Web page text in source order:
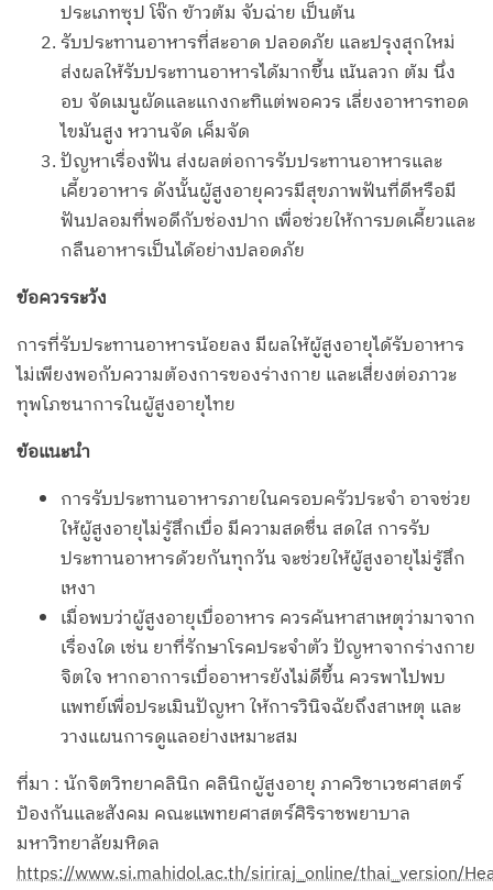
ประเภทซุป โจ๊ก ข้าวต้ม จับฉ่าย เป็นต้น
รับประทานอาหารที่สะอาด ปลอดภัย และปรุงสุกใหม่
ส่งผลให้รับประทานอาหารได้มากขึ้น เน้นลวก ต้ม นึ่ง
อบ จัดเมนูผัดและแกงกะทิแต่พอควร เลี่ยงอาหารทอด
ไขมันสูง หวานจัด เค็มจัด
ปัญหาเรื่องฟัน ส่งผลต่อการรับประทานอาหารและ
เคี้ยวอาหาร ดังนั้นผู้สูงอายุควรมีสุขภาพฟันที่ดีหรือมี
ฟันปลอมที่พอดีกับช่องปาก เพื่อช่วยให้การบดเคี้ยวและ
กลืนอาหารเป็นได้อย่างปลอดภัย
ข้อควรระวัง
การที่รับประทานอาหารน้อยลง มีผลให้ผู้สูงอายุได้รับอาหาร
ไม่เพียงพอกับความต้องการของร่างกาย และเสี่ยงต่อภาวะ
ทุพโภชนาการในผู้สูงอายุไทย
ข้อแนะนำ
การรับประทานอาหารภายในครอบครัวประจำ อาจช่วย
ให้ผู้สูงอายุไม่รู้สึกเบื่อ มีความสดชื่น สดใส การรับ
ประทานอาหารด้วยกันทุกวัน จะช่วยให้ผู้สูงอายุไม่รู้สึก
เหงา
เมื่อพบว่าผู้สูงอายุเบื่ออาหาร ควรค้นหาสาเหตุว่ามาจาก
เรื่องใด เช่น ยาที่รักษาโรคประจำตัว ปัญหาจากร่างกาย
จิตใจ หากอาการเบื่ออาหารยังไม่ดีขึ้น ควรพาไปพบ
แพทย์เพื่อประเมินปัญหา ให้การวินิจฉัยถึงสาเหตุ และ
วางแผนการดูแลอย่างเหมาะสม
ที่มา : นักจิตวิทยาคลินิก คลินิกผู้สูงอายุ ภาควิชาเวชศาสตร์
ป้องกันและสังคม คณะแพทยศาสตร์ศิริราชพยาบาล
มหาวิทยาลัยมหิดล
https://www.si.mahidol.ac.th/siriraj_online/thai_version/